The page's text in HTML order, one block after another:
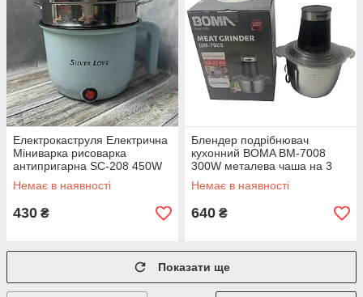
Електрокаструля Електрична
Міниварка рисоварка
антипригарна SC-208 450W
суповарка з пароваркою
Немає в наявності
430 ₴
Блендер подрібнювач
кухонний BOMA BM-7008
300W металева чаша на 3
літри комбайн 2 швидкості
Немає в наявності
640 ₴
Показати ще